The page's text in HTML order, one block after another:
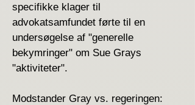
specifikke klager til
advokatsamfundet førte til en
undersøgelse af "generelle
bekymringer" om Sue Grays
"aktiviteter".
Modstander Gray vs. regeringen: